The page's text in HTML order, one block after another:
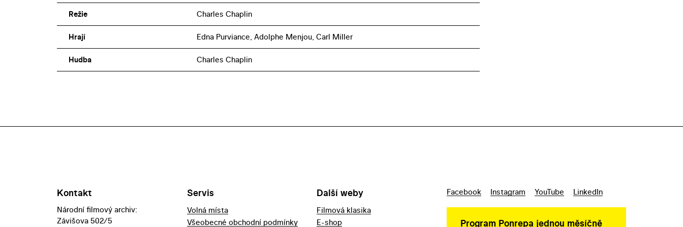
Režie Charles Chaplin
Hrají Edna Purviance, Adolphe Menjou, Carl Miller
Hudba Charles Chaplin
Kontakt
Národní filmový archiv:
Závišova 502/5
Servis
Volná místa
Všeobecné obchodní podmínky
Další weby
Filmová klasika
E-shop
Facebook Instagram YouTube LinkedIn
Program Ponrepa jednou měsíčně